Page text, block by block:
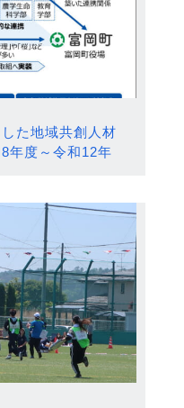
た地域共創人材
年度～令和12年